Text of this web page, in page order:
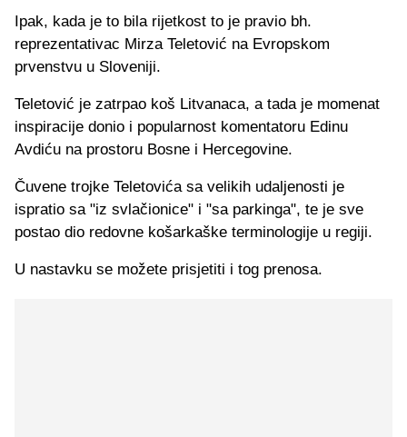
Ipak, kada je to bila rijetkost to je pravio bh.
reprezentativac Mirza Teletović na Evropskom
prvenstvu u Sloveniji.
Teletović je zatrpao koš Litvanaca, a tada je momenat
inspiracije donio i popularnost komentatoru Edinu
Avdiću na prostoru Bosne i Hercegovine.
Čuvene trojke Teletovića sa velikih udaljenosti je
ispratio sa "iz svlačionice" i "sa parkinga", te je sve
postao dio redovne košarkaške terminologije u regiji.
U nastavku se možete prisjetiti i tog prenosa.